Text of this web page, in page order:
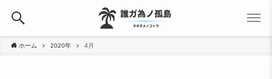
ホーム 2020年 4月